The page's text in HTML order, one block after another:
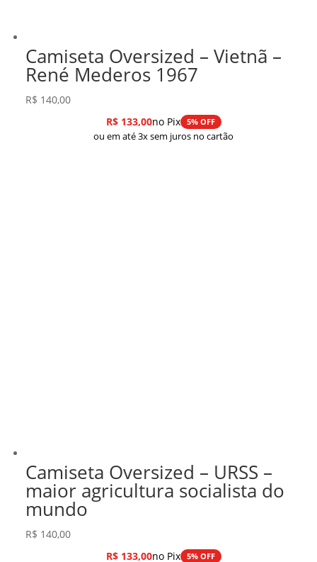
Camiseta Oversized – Vietnã –
René Mederos 1967
R$ 140,00
R$133,00no Pix 5% OFF
ou em até 3x sem juros no cartão
Camiseta Oversized – URSS –
maior agricultura socialista do
mundo
R$ 140,00
R$133,00no Pix 5% OFF